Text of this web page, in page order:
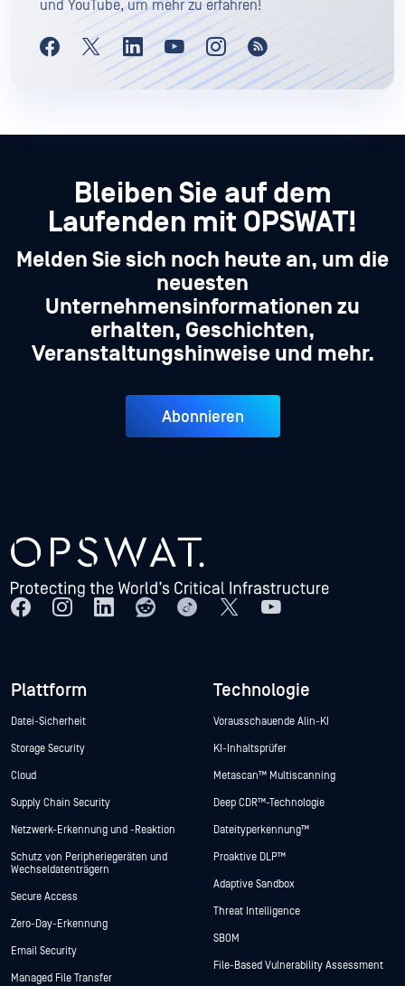
und YouTube, um mehr zu erfahren!
Bleiben Sie auf dem
Laufenden mit OPSWAT!
Melden Sie sich noch heute an, um die
neuesten
Unternehmensinformationen zu
erhalten, Geschichten,
Veranstaltungshinweise und mehr.
Abonnieren
Plattform
Datei-Sicherheit
Storage Security
Cloud
Supply Chain Security
Netzwerk-Erkennung und -Reaktion
Schutz von Peripheriegeräten und
Wechseldatenträgern
Secure Access
Zero-Day-Erkennung
Email Security
Managed File Transfer
Technologie
Vorausschauende Alin-KI
KI-Inhaltsprüfer
Metascan™ Multiscanning
Deep CDR™-Technologie
Dateityperkennung™
Proaktive DLP™
Adaptive Sandbox
Threat Intelligence
SBOM
File-Based Vulnerability Assessment